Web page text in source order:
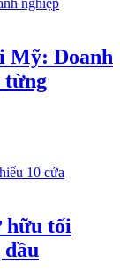
Mỹ: Doanh
từng
hữu tối
dầu